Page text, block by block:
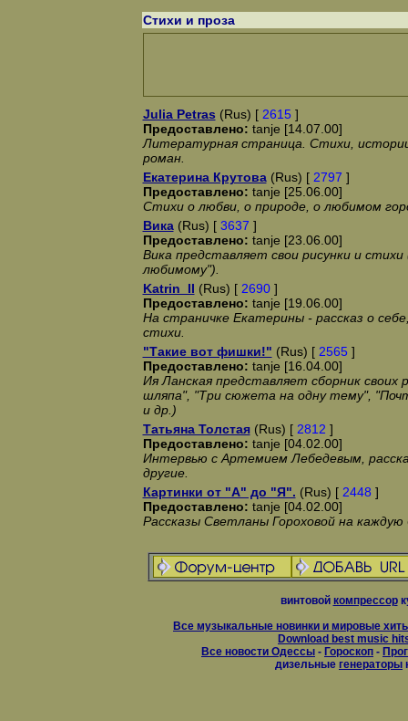
Стихи и проза
Julia Petras (Rus) [ 2615 ]
Предоставлено: tanje [14.07.00]
Литературная страница. Стихи,
роман.
Екатерина Крутова(Rus) [ 2797 ]
Предоставлено: tanje [25.06.00]
Стихи о любви, о природе, о любимом
Вика(Rus) [ 3637 ]
Предоставлено: tanje [23.06.00]
Вика представляет свои рисунки и стихи
любимому").
Katrin_II (Rus) [ 2690]
Предоставлено: tanje [19.06.00]
На страничке Екатерины - рассказ о
стихи.
"Такие вот фишки!" (Rus) [ 2565 ]
Предоставлено: tanje [16.04.00]
Ия Ланская представляет сборник своих
шляпа", "Три сюжета на одну тему",
и др.)
Татьяна Толстая(Rus) [ 2812 ]
Предоставлено: tanje [04.02.00]
Интервью с Артемием Лебедевым,
другие.
Картинки от "А" до "Я". (Rus) [ 2448 ]
Предоставлено: tanje [04.02.00]
Рассказы Светланы Гороховой на каждую
винтовой компрессор
Все музыкальные новинки и мировые
Download best music
Все новости Одессы - Гороскоп -
дизельные генераторы